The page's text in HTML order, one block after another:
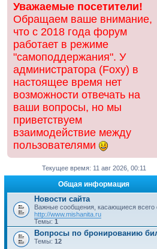
Уважаемые посетители!
Обращаем ваше внимание,
что с 2018 года форум
работает в режиме
"самоподдержания". У
администратора (Foxy) в
настоящее время нет
возможности отвечать на
ваши вопросы, но мы
приветствуем
взаимодействие между
пользователями
Текущее время: 11 авг 2026, 00:11
Общая информация
Новости сайта
Важные сообщения, касающиеся всего
http://www.mishanita.ru
Темы: 1
Вопросы по бронированию
Темы: 12